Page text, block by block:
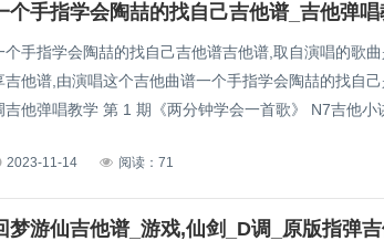
个手指学会陶喆的找自己吉他谱吉他谱,取自演唱的歌
吉他谱,由演唱这个吉他曲谱一个手指学会陶喆的找自
吉他弹唱教学 第 1 期《两分钟学会一首歌》 N7吉他小
2023-11-14 阅读：71
梦游仙吉他谱_游戏,仙剑_D调_原版指弹